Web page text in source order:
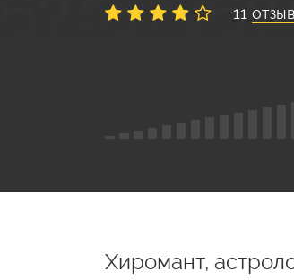
11
Хиромант,